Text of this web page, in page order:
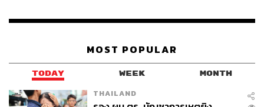
MOST POPULAR
TODAY WEEK MONTH
THAILAND